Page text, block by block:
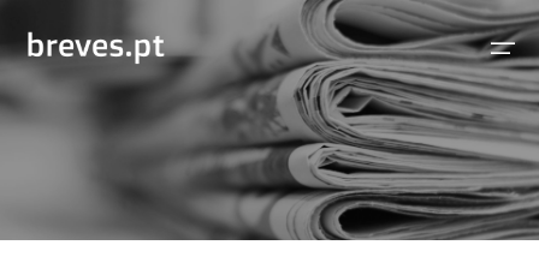
Notícias